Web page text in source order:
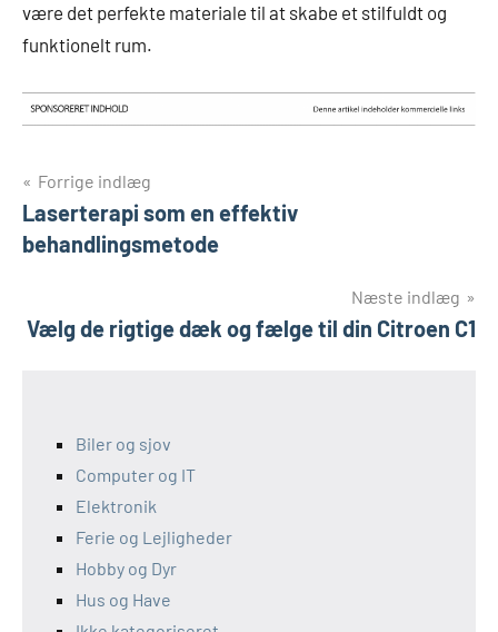
være det perfekte materiale til at skabe et stilfuldt og
funktionelt rum.
Indlægsnavigation
Forrige indlæg
Laserterapi som en effektiv
behandlingsmetode
Næste indlæg
Vælg de rigtige dæk og fælge til din Citroen C1
Biler og sjov
Computer og IT
Elektronik
Ferie og Lejligheder
Hobby og Dyr
Hus og Have